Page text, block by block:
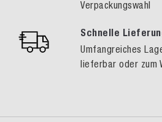
Verpackungswahl
Schnelle
Umfangreiches
lieferbar oder zum